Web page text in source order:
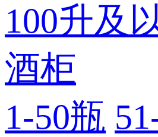
100升及
酒柜
1-50瓶